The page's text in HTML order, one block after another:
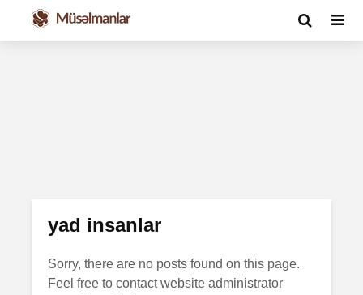
yad insanlar
Sorry, there are no posts found on this page.
Feel free to contact website administrator